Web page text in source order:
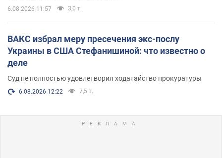
6.08.2026 11:57 3,0 т.
ВАКС избрал меру пресечения экс-послу
Украины в США Стефанишиной: что известно о
деле
Суд не полностью удовлетворил ходатайство прокуратуры
6.08.2026 12:22 7,5 т.